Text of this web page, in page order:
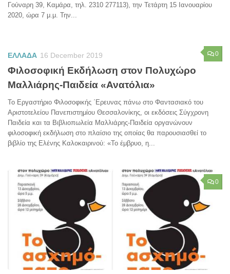
Γούναρη 39, Καμάρα, τηλ. 2310 277113), την Τετάρτη 15 Ιανουαρίου
2020, ώρα 7 μ.μ. Την...
0
ΕΛΛΑΔΑ 16 December 2019
Φιλοσοφική Εκδήλωση στον Πολυχώρο
Μαλλιάρης-Παιδεία «Ανατόλια»
Το Εργαστήριο Φιλοσοφικής ΄Ερευνας πάνω στο Φαντασιακό του
Αριστοτελείου Πανεπιστημίου Θεσσαλονίκης, οι εκδόσεις Σύγχρονη
Παιδεία και τα Βιβλιοπωλεία Μαλλιάρης-Παιδεία οργανώνουν
φιλοσοφική εκδήλωση στο πλαίσιο της οποίας θα παρουσιασθεί το
βιβλίο της Ελένης Καλοκαιρινού: «Το έμβρυο, η...
0